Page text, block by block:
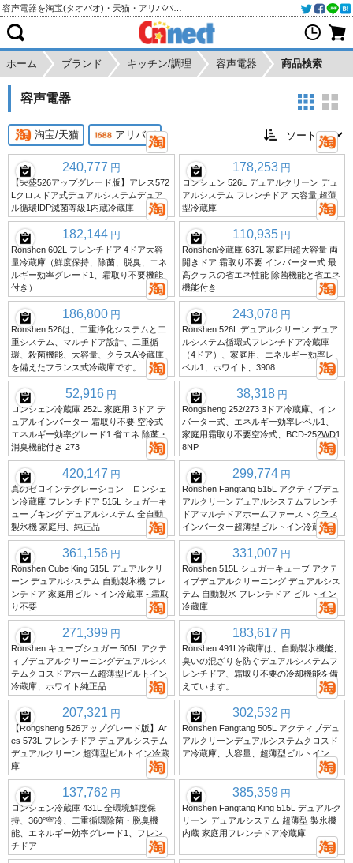
ホーム ブランド キッチン/調理 容声電器 商品検索
容声電器
淘宝/天猫 アリババ
240,777 円
【栄盛526アップグレード版】アレス572
Lクロスドア式デュアルシステムデュア
ル循環IDP滅菌等級1内蔵冷蔵庫
178,253 円
ロンシェン 526L デュアルクリーン デュ
アルシステム フレンチドア 大容量 超薄
型冷蔵庫
182,144 円
Ronshen 602L フレンチドア 4ドア大容
量冷蔵庫（鮮度保持、除菌、脱臭、エネ
ルギー効率グレード1、霜取り不要機能
付き）
110,935 円
Ronshen冷蔵庫 637L 家庭用超大容量 両
開きドア 霜取り不要 インバーター式 最
高クラスの省エネ性能 除菌機能と省エネ
機能付き
186,800 円
Ronshen 526は、二重浄化システムと二
重システム、マルチドア設計、二重循
環、殺菌機能、大容量、クラスA冷蔵庫
を備えたフランス式冷蔵庫です。
243,078 円
Ronshen 526L デュアルクリーン デュア
ルシステム循環式フレンチドア冷蔵庫
（4ドア）、家庭用、エネルギー効率レ
ベル1、ホワイト、3908
52,916 円
ロンシェン冷蔵庫 252L 家庭用 3ドア デ
ュアルインバーター 霜取り不要 空冷式
エネルギー効率グレード1 省エネ 除菌・
消臭機能付き 273
38,318 円
Rongsheng 252/273 3ドア冷蔵庫、イン
バーター式、エネルギー効率レベル1、
家庭用霜取り不要空冷式、BCD-252WD1
8NP
420,147 円
真のゼロインテグレーション｜ロンシェ
ン冷蔵庫 フレンチドア 515L シュガーキ
ューブキング デュアルシステム 全自動
製氷機 家庭用、純正品
299,774 円
Ronshen Fangtang 515L アクティブデュ
アルクリーンデュアルシステムフレンチ
ドアマルチドアホームファーストクラス
インバーター超薄型ビルトイン冷蔵庫
361,156 円
Ronshen Cube King 515L デュアルクリ
ーン デュアルシステム 自動製氷機 フレ
ンチドア 家庭用ビルトイン冷蔵庫 - 霜取
り不要
331,007 円
Ronshen 515L シュガーキューブ アクテ
ィブデュアルクリーニング デュアルシス
テム 自動製氷 フレンチドア ビルトイン
冷蔵庫
271,399 円
Ronshen キューブシュガー 505L アクテ
ィブデュアルクリーニングデュアルシス
テムクロスドアホーム超薄型ビルトイン
冷蔵庫、ホワイト純正品
183,617 円
Ronshen 491L冷蔵庫は、自動製氷機能、
臭いの混ざりを防ぐデュアルシステムフ
レンチドア、霜取り不要の冷却機能を備
えています。
207,321 円
【Rongsheng 526アップグレード版】Ar
es 573L フレンチドア デュアルシステム
デュアルクリーン 超薄型ビルトイン冷蔵
庫
302,532 円
Ronshen Fangtang 505L アクティブデュ
アルクリーンデュアルシステムクロスド
ア冷蔵庫、大容量、超薄型ビルトイン
137,762 円
ロンシェン冷蔵庫 431L 全環境鮮度保
持、360°空冷、二重循環除菌・脱臭機
能、エネルギー効率グレード1、フレン
チドア
385,359 円
Ronshen Fangtang King 515L デュアルク
リーン デュアルシステム 超薄型 製氷機
内蔵 家庭用フレンチドア冷蔵庫